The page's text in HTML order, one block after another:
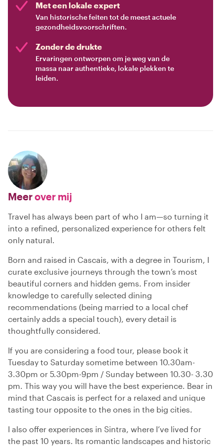
Met een lokale expert
Van historische feiten tot de meest actuele
gezondheidsvoorschriften.
Zonder de drukte
Ervaringen ontworpen om je weg van de
massa naar authentieke, lokale plekken te
leiden.
Meerover mij
Travel has always been part of who I am—so turning it
into a refined, personalized experience for others felt
only natural.
Born and raised in Cascais, with a degree in Tourism, I
curate exclusive journeys through the town’s most
beautiful corners and hidden gems. From insider
knowledge to carefully selected dining
recommendations (being married to a local chef
certainly adds a special touch), every detail is
thoughtfully considered.
If you are considering a food tour, please book it
Tuesday to Saturday sometime between 10.30am-
3.30pm or 5.30pm-9pm / Sunday between 10.30- 3.30
pm. This way you will have the best experience. Bear in
mind that Cascais is perfect for a relaxed and unique
tasting tour opposite to the ones in the big cities.
I also offer experiences in Sintra, where I’ve lived for
the past 10 years. Its romantic landscapes and historic